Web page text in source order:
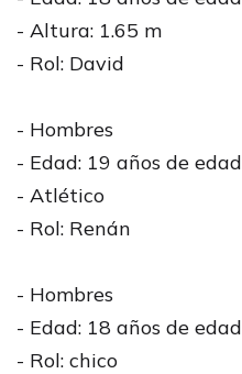
- Altura: 1.65 m
- Rol: David
- Hombres
- Edad: 19 años de edad
- Atlético
- Rol: Renán
- Hombres
- Edad: 18 años de edad
- Rol: chico